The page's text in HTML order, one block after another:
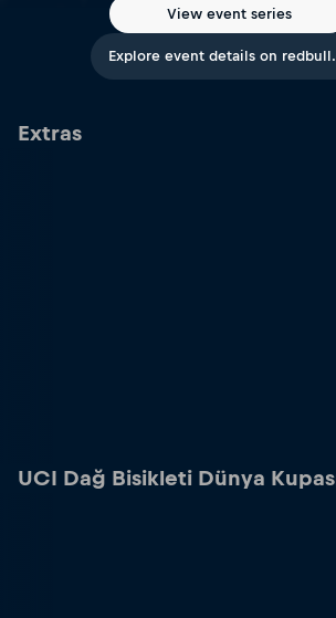
View event series
Explore event details on
Extras
UCI Dağ Bisikleti Dünya